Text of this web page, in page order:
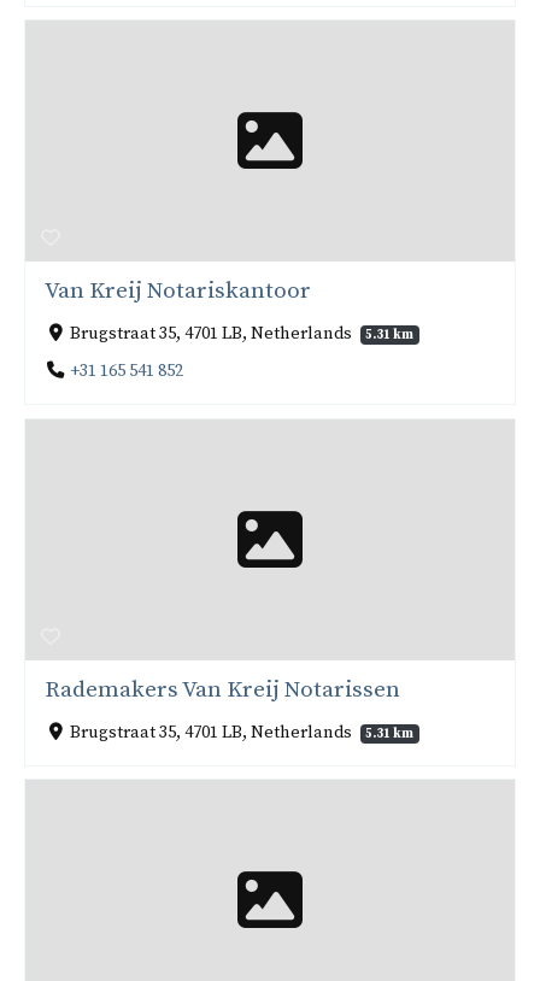
Van Kreij Notariskantoor
Brugstraat 35, 4701 LB, Netherlands 5.31 km
+31 165 541 852
Rademakers Van Kreij Notarissen
Brugstraat 35, 4701 LB, Netherlands 5.31 km